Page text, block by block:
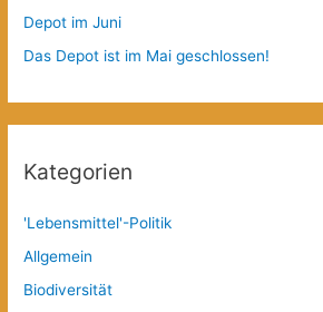
Depot im Juni
Das Depot ist im Mai geschlossen!
Kategorien
'Lebensmittel'-Politik
Allgemein
Biodiversität